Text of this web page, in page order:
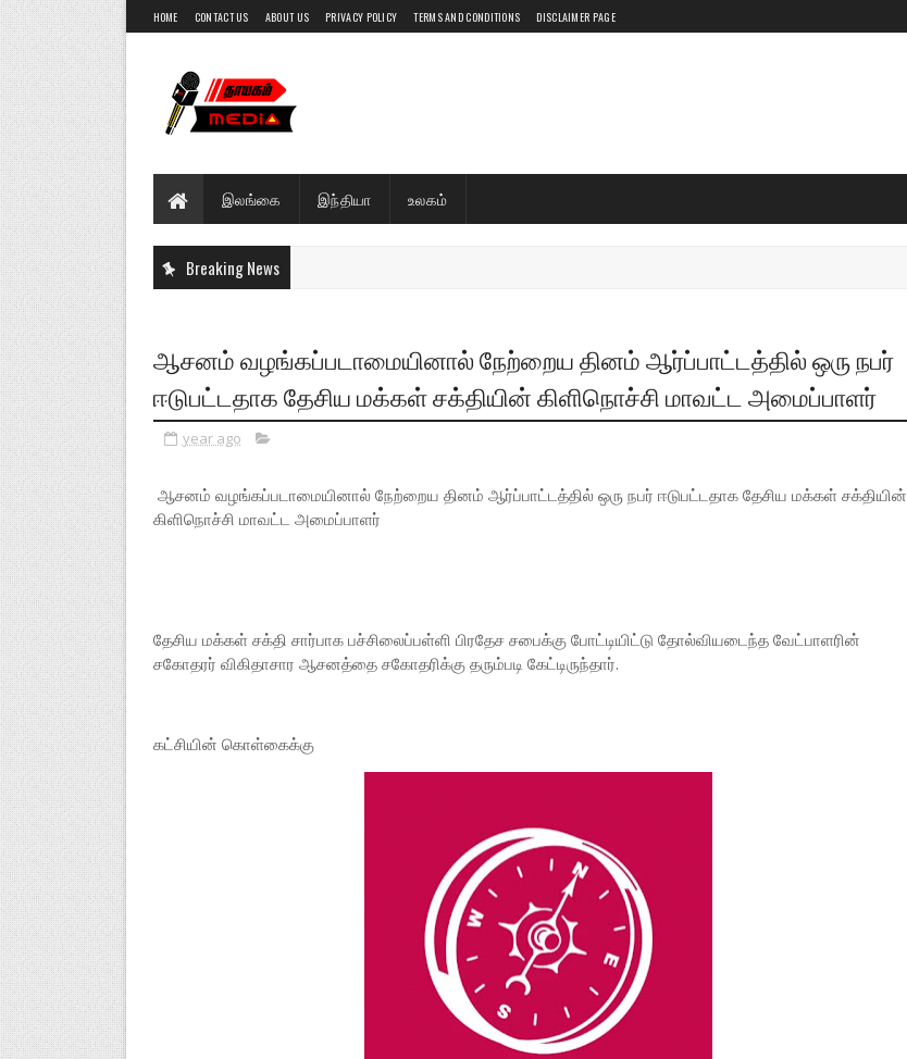
HOME CONTACT US ABOUT US PRIVACY POLICY TERMS AND CONDITIONS DISCLAIMER PAGE
இலங்கை இந்தியா உலகம்
Breaking News
ஆசனம் வழங்கப்படாமையினால் நேற்றைய தினம் ஆர்ப்பாட்டத்தில் ஒரு நபர்
ஈடுபட்டதாக தேசிய மக்கள் சக்தியின் கிளிநொச்சி மாவட்ட அமைப்பாளர்
year ago
ஆசனம் வழங்கப்படாமையினால் நேற்றைய தினம் ஆர்ப்பாட்டத்தில் ஒரு நபர் ஈடுபட்டதாக தேசிய மக்கள் சக்தியின்
கிளிநொச்சி மாவட்ட அமைப்பாளர்
தேசிய மக்கள் சக்தி சார்பாக பச்சிலைப்பள்ளி பிரதேச சபைக்கு போட்டியிட்டு தோல்வியடைந்த வேட்பாளரின்
சகோதரர் விகிதாசார ஆசனத்தை சகோதரிக்கு தரும்படி கேட்டிருந்தார்.
கட்சியின் கொள்கைக்கு